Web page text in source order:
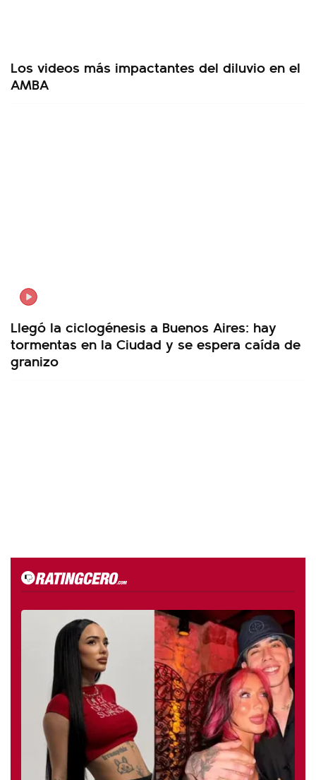
Los videos más impactantes del diluvio en el
AMBA
Llegó la ciclogénesis a Buenos Aires: hay
tormentas en la Ciudad y se espera caída de
granizo